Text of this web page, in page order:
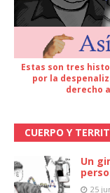
Estas son tres
por la
derecho
CUERPO Y
Un
25